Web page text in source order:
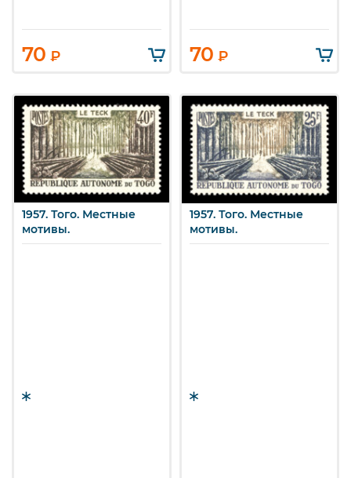
70 ₽ 70 ₽
1957. Того. Местные
мотивы.
1957. Того. Местные
мотивы.